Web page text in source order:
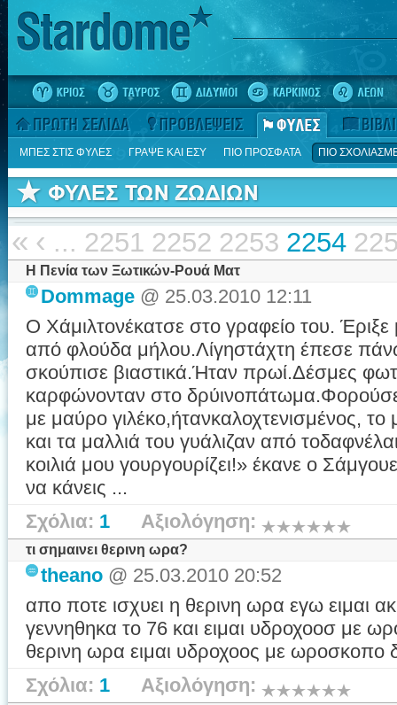
ΜΠΕΣ ΣΤΙΣ ΦΥΛΕΣ ΓΡΑΨΕ ΚΑΙ ΕΣΥ ΠΙΟ ΠΡΟΣΦΑΤΑ ΠΙΟ
« ‹ ... 2251 2252 2253 2254
H Πενία των Ξωτικών-Ρουά Ματ
Dommage @ 25.03.2010 12:11
O Χάμιλτονέκατσε στο γραφείο του.
από φλούδα μήλου.Λίγηστάχτη έπεσε
σκούπισε βιαστικά.Ήταν πρωί.Δέσμες
καρφώνονταν στο
με μαύρο γιλέκο,ήτανκαλοχτενισμένος, το
και τα μαλλιά του γυάλιζαν από
κοιλιά μου γουργουρίζει!» έκανε ο
να κάνεις ...
Σχόλια: 1 Αξιολόγηση:
τι σημαινει θερινη ωρα?
theano @ 25.03.2010 20:52
απο ποτε ισχυει η θερινη ωρα εγω ειμαι
γεννηθηκα το 76 και ειμαι υδροχοοσ με
θερινη ωρα ειμαι υδροχοος με ωροσκοπο
Σχόλια: 1 Αξιολόγηση: